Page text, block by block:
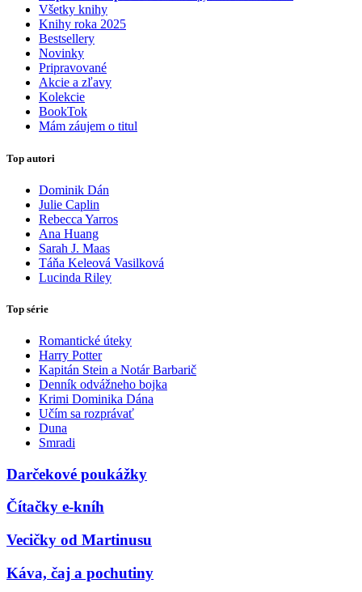
Všetky knihy
Knihy roka 2025
Bestsellery
Novinky
Pripravované
Akcie a zľavy
Kolekcie
BookTok
Mám záujem o titul
Top autori
Dominik Dán
Julie Caplin
Rebecca Yarros
Ana Huang
Sarah J. Maas
Táňa Keleová Vasilková
Lucinda Riley
Top série
Romantické úteky
Harry Potter
Kapitán Stein a Notár Barbarič
Denník odvážneho bojka
Krimi Dominika Dána
Učím sa rozprávať
Duna
Smradi
Darčekové poukážky
Čítačky e-kníh
Vecičky od Martinusu
Káva, čaj a pochutiny